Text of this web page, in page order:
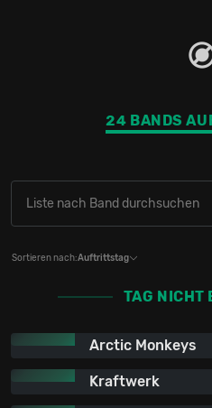
24 BANDS
Sortieren nach:Auftrittstag
TAG NICHT
Arctic Monkeys
Kraftwerk